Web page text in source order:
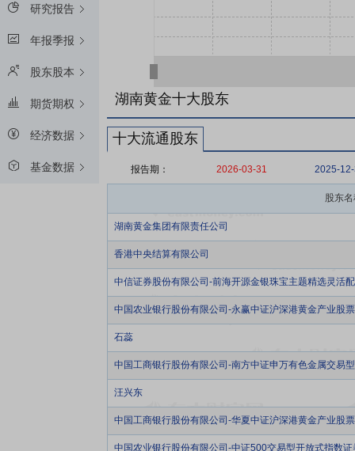
研究报告
年报季报
股东股本
期货期权
经济数据
基金数据
湖南黄金十大股东
十大流通股东
报告期： 2026-03-31 2025-
股东
湖南黄金集团有限责任公司
香港中央结算有限公司
中信证券股份有限公司-前海开源金银珠宝主题精选灵活
中国农业银行股份有限公司-永赢中证沪深港黄金产业股
石蕊
中国工商银行股份有限公司-南方中证申万有色金属交易
汪兴东
中国工商银行股份有限公司-华夏中证沪深港黄金产业股
中国农业银行股份有限公司-中证500交易型开放式指数